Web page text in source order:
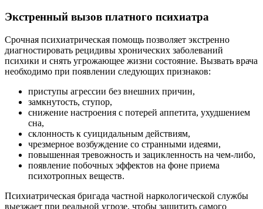
Экстренный вызов платного психиатра
Срочная психиатрическая помощь позволяет экстренно
диагностировать рецидивы хронических заболеваний
психики и снять угрожающее жизни состояние. Вызвать врача
необходимо при появлении следующих признаков:
приступы агрессии без внешних причин,
замкнутость, ступор,
снижение настроения с потерей аппетита, ухудшением
сна,
склонность к суицидальным действиям,
чрезмерное возбуждение со странными идеями,
повышенная тревожность и зацикленность на чем-либо,
появление побочных эффектов на фоне приема
психотропных веществ.
Психиатрическая бригада частной наркологической службы
выезжает при реальной угрозе, чтобы защитить самого